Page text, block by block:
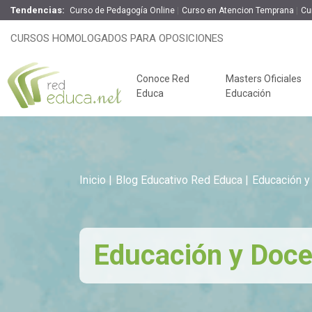
Tendencias: Curso de Pedagogía Online Curso en Atencion Temprana
CURSOS HOMOLOGADOS PARA OPOSICIONES
Conoce Red
Educa
Masters Oficiales
Educación
Claves del éxito
Inicio Blog Educativo Red Educa Educación
Educación y